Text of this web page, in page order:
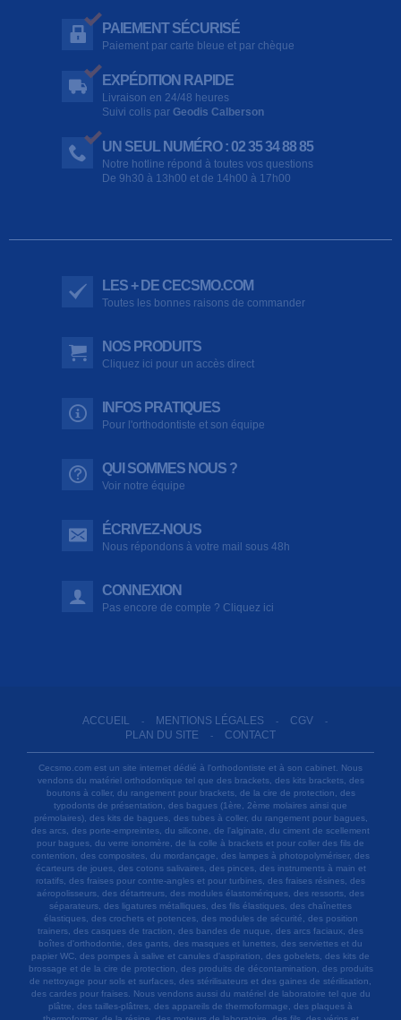
PAIEMENT SÉCURISÉ
Paiement par carte bleue et par chèque
EXPÉDITION RAPIDE
Livraison en 24/48 heures
Suivi colis par Geodis Calberson
UN SEUL NUMÉRO : 02 35 34 88 85
Notre hotline répond à toutes vos questions
De 9h30 à 13h00 et de 14h00 à 17h00
LES + DE CECSMO.COM
Toutes les bonnes raisons de commander
NOS PRODUITS
Cliquez ici pour un accès direct
INFOS PRATIQUES
Pour l'orthodontiste et son équipe
QUI SOMMES NOUS ?
Voir notre équipe
ÉCRIVEZ-NOUS
Nous répondons à votre mail sous 48h
CONNEXION
Pas encore de compte ? Cliquez ici
ACCUEIL - MENTIONS LÉGALES - CGV -
PLAN DU SITE - CONTACT
Cecsmo.com est un site internet dédié à l'orthodontiste et à son cabinet. Nous
vendons du matériel orthodontique tel que des brackets, des kits brackets, des
boutons à coller, du rangement pour brackets, de la cire de protection, des
typodonts de présentation, des bagues (1ère, 2ème molaires ainsi que
prémolaires), des kits de bagues, des tubes à coller, du rangement pour bagues,
des arcs, des porte-empreintes, du silicone, de l'alginate, du ciment de scellement
pour bagues, du verre ionomère, de la colle à brackets et pour coller des fils de
contention, des composites, du mordançage, des lampes à photopolymériser, des
écarteurs de joues, des cotons salivaires, des pinces, des instruments à main et
rotatifs, des fraises pour contre-angles et pour turbines, des fraises résines, des
aéropolisseurs, des détartreurs, des modules élastomériques, des ressorts, des
séparateurs, des ligatures métalliques, des fils élastiques, des chaînettes
élastiques, des crochets et potences, des modules de sécurité, des position
trainers, des casques de traction, des bandes de nuque, des arcs faciaux, des
boîtes d'orthodontie, des gants, des masques et lunettes, des serviettes et du
papier WC, des pompes à salive et canules d'aspiration, des gobelets, des kits de
brossage et de la cire de protection, des produits de décontamination, des produits
de nettoyage pour sols et surfaces, des stérilisateurs et des gaines de stérilisation,
des cardes pour fraises. Nous vendons aussi du matériel de laboratoire tel que du
plâtre, des tailles-plâtres, des appareils de thermoformage, des plaques à